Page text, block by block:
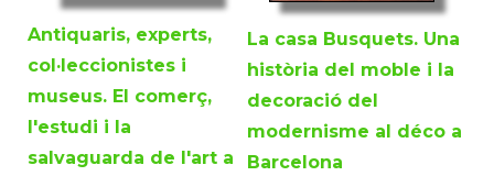
Antiquaris, experts,
col·leccionistes i
museus. El comerç,
l'estudi i la
salvaguarda de l'art a
La casa Busquets. Una
història del moble i la
decoració del
modernisme al déco a
Barcelona